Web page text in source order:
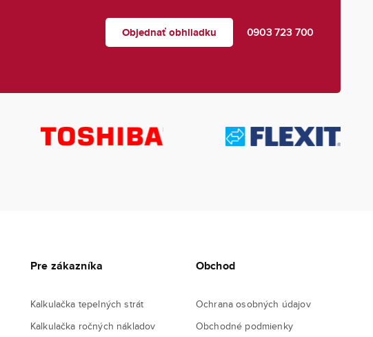
Objednať obhliadku 0903 723 700
Pre zákazníka
Kalkulačka tepelných strát
Kalkulačka ročných nákladov
Obchod
Ochrana osobných údajov
Obchodné podmienky